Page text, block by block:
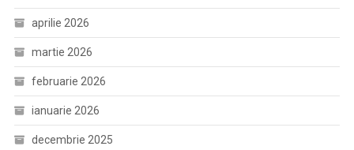
aprilie 2026
martie 2026
februarie 2026
ianuarie 2026
decembrie 2025